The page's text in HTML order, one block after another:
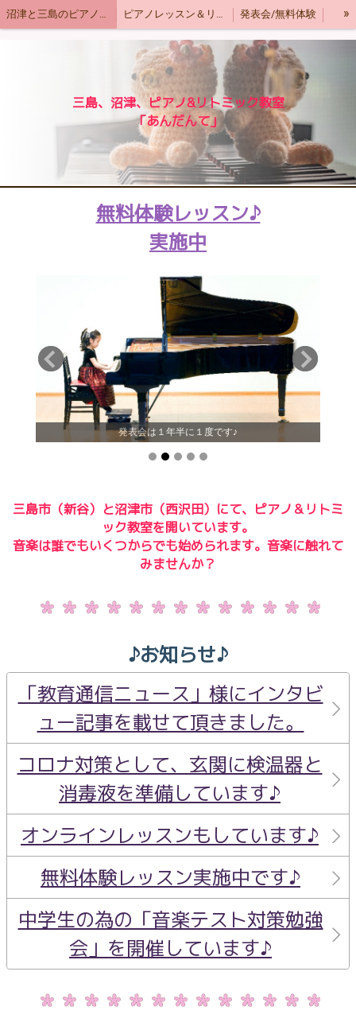
沼津と三島のピアノ教室＆リトミック教室「あんだんて」 ピアノレッスン＆リトミックレッスンの内容 発表会/無料体験 »
三島、沼津、ピアノ&リトミック教室
「あんだんて」
無料体験レッスン♪
実施中
発表会は１年半に１度です♪
三島市（新谷）と沼津市（西沢田）にて、ピアノ＆リトミ
ック教室を開いています。
音楽は誰でもいくつからでも始められます。音楽に触れて
みませんか？
♪お知らせ♪
「教育通信ニュース」様にインタビ
ュー記事を載せて頂きました。
コロナ対策として、玄関に検温器と
消毒液を準備しています♪
オンラインレッスンもしています♪
無料体験レッスン実施中です♪
中学生の為の「音楽テスト対策勉強
会」を開催しています♪